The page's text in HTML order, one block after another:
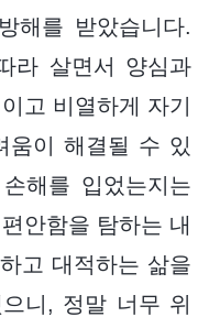
해를 받았습니다.
라 살면서 양심과
고 비열하게 자기
움이 해결될 수 있
해를 입었는지는
안함을 탐하는 내
고 대적하는 삶을
니, 정말 너무 위